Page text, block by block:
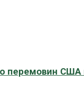
перемовин США